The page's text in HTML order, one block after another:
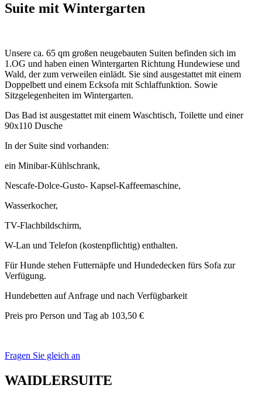
Suite mit Wintergarten
Unsere ca. 65 qm großen neugebauten Suiten befinden sich im
1.OG und haben einen Wintergarten Richtung Hundewiese und
Wald, der zum verweilen einlädt. Sie sind ausgestattet mit einem
Doppelbett und einem Ecksofa mit Schlaffunktion. Sowie
Sitzgelegenheiten im Wintergarten.
Das Bad ist ausgestattet mit einem Waschtisch, Toilette und einer
90x110 Dusche
In der Suite sind vorhanden:
ein Minibar-Kühlschrank,
Nescafe-Dolce-Gusto- Kapsel-Kaffeemaschine,
Wasserkocher,
TV-Flachbildschirm,
W-Lan und Telefon (kostenpflichtig) enthalten.
Für Hunde stehen Futternäpfe und Hundedecken fürs Sofa zur
Verfügung.
Hundebetten auf Anfrage und nach Verfügbarkeit
Preis pro Person und Tag ab 103,50 €
Fragen Sie gleich an
WAIDLERSUITE